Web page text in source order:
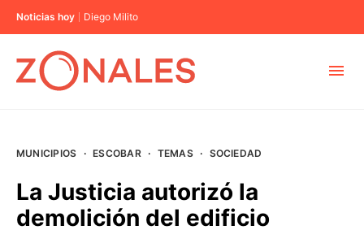
Noticias hoy Diego Milito
BUENOS AIRES
MUNICIPIOS · ESCOBAR · TEMAS · SOCIEDAD
La Justicia autorizó la
demolición del edificio